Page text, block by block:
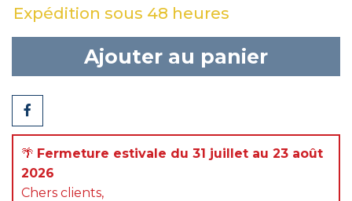
Expédition sous 48 heures
Ajouter au panier
Partager
🌴 Fermeture estivale du 31 juillet au 23 août
2026
Chers clients,